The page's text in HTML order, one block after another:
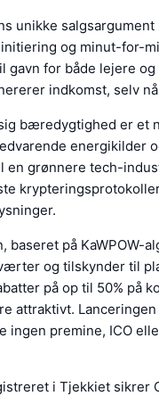
unikke
og minut-for-
gavn for både lejere
indkomst, selv
bæredygtighed er et
energikilder
en grønnere tech-
baseret på KaWPOW-
og tilskynder til
på op til 50% på
attraktivt.
ingen premine, ICO
i Tjekkiet sikrer